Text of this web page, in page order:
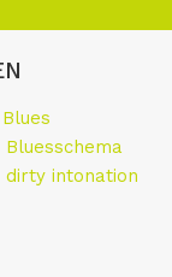
dirty intonation